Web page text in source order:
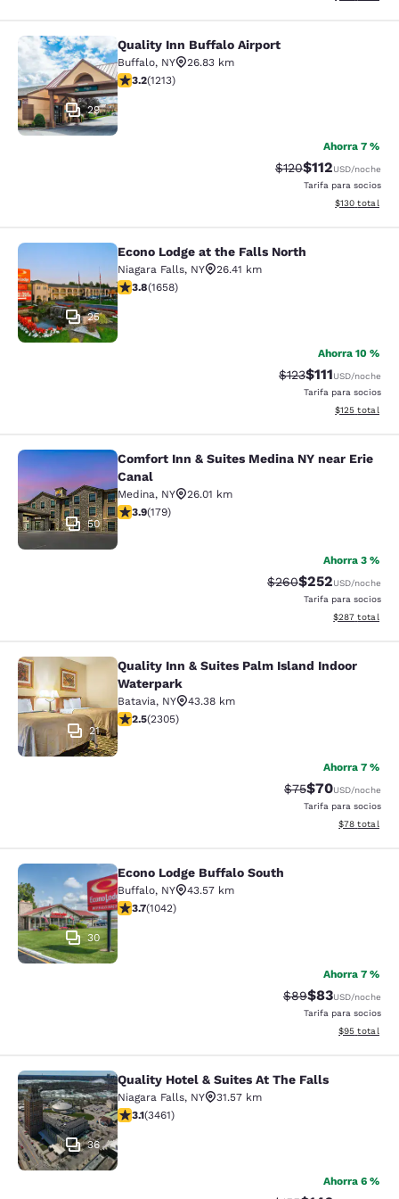
Quality Inn Buffalo Airport
29
Quality Inn Buffalo Airport
Buffalo, NY
26.83 km
Calificación de 3.2 estrellas. Bueno. 1213 reseñas
3.2(1213)
Ahorra 7 %
Tarifa tachada:
$120Tarifa reducida:
$112USD/noche
Tarifa para socios
Ver detalles
$130 total
Econo Lodge at the Falls North
25
Econo Lodge at the Falls North
Niagara Falls, NY
26.41 km
Calificación de 3.77 estrellas. Bueno. 1658 reseñas
3.8(1658)
Ahorra 10 %
Tarifa tachada:
$123Tarifa
$111USD/noche
Tarifa para socios
Ver detalles
$125 total
Comfort Inn & Suites Medina NY
50
Comfort Inn & Suites Medina NY near Erie
Canal
Medina, NY
26.01 km
Calificación de 3.94 estrellas. Bueno. 179 reseñas
3.9(179)
Ahorra 3 %
Tarifa tachada:
$260Tarifa reducida:
$252USD/noche
Tarifa para socios
Ver detalles
$287 total
Quality Inn & Suites Palm Island
21
Quality Inn & Suites Palm Island Indoor
Waterpark
Batavia, NY
43.38 km
Calificación de 2.52 estrellas. Razonable. 2305
2.5(2305)
Ahorra 7 %
Tarifa tachada:
$75Tarifa
$70USD/noche
Tarifa para socios
Ver detalles
$78 total
Econo Lodge Buffalo South
30
Econo Lodge Buffalo South
Buffalo, NY
43.57 km
Calificación de 3.66 estrellas. Bueno. 1042 reseñas
3.7(1042)
Ahorra 7 %
Tarifa tachada:
$89Tarifa
$83USD/noche
Tarifa para socios
Ver detalles
$95 total
Quality Hotel & Suites At The Falls
36
Quality Hotel & Suites At The Falls
Niagara Falls, NY
31.57 km
Calificación de 3.13 estrellas. Bueno. 3461 reseñas
3.1(3461)
Ahorra 6 %